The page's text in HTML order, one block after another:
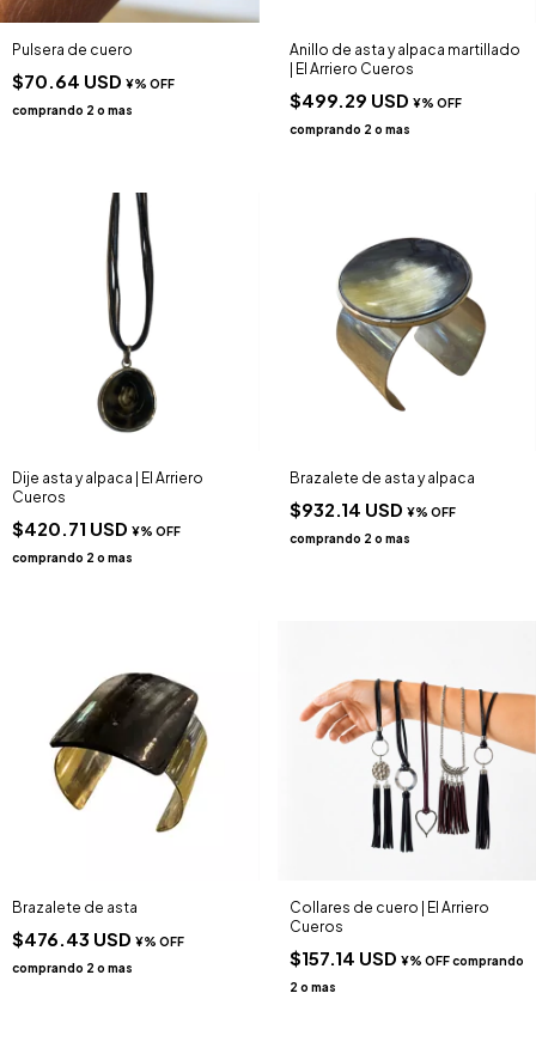
Pulsera de cuero
$70.64 USD
Anillo de asta y alpaca martillado
| El Arriero Cueros
$499.29 USD
Dije asta y alpaca | El Arriero
Cueros
$420.71 USD
Brazalete de asta y alpaca
$932.14 USD
Brazalete de asta
$476.43 USD
Collares de cuero | El Arriero
Cueros
$157.14 USD